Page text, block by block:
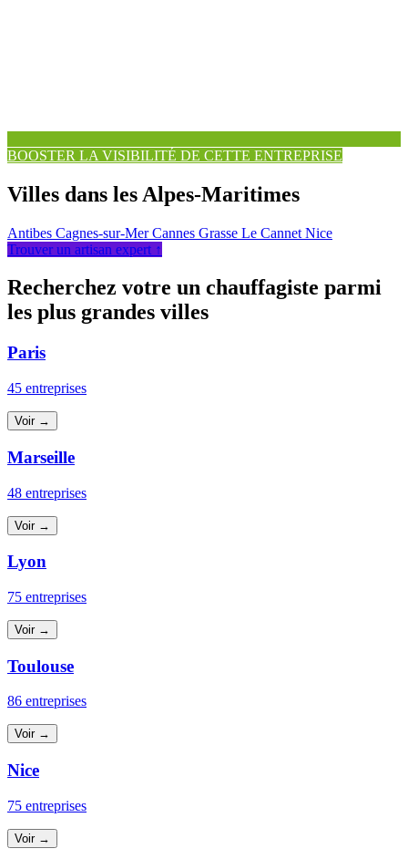
BOOSTER LA VISIBILITÉ DE CETTE ENTREPRISE
Villes dans les Alpes-Maritimes
Antibes Cagnes-sur-MerCannes Grasse Le Cannet Nice
Trouver un artisan expert ↑
Recherchez votre un chauffagiste parmi
les plus grandes villes
Paris
45 entreprises
Voir →
Marseille
48 entreprises
Voir →
Lyon
75 entreprises
Voir →
Toulouse
86 entreprises
Voir →
Nice
75 entreprises
Voir →